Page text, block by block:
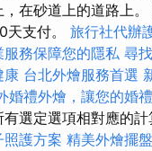
在砂道上的道路上
天支付。 旅行社代辦
務保障您的隱私 尋
康 台北外燴服務首選
婚禮外燴，讓您的婚
選定選項相對應的計
護方案 精美外燴擺